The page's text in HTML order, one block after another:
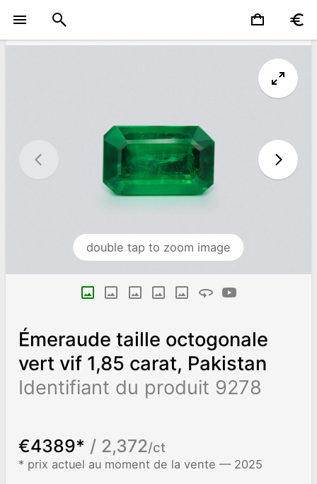
double tap to zoom image
Émeraude taille octogonale
vert vif 1,85 carat, Pakistan
Identifiant du produit 9278
€4389* / 2,372/ct
* prix actuel au moment de la vente — 2025